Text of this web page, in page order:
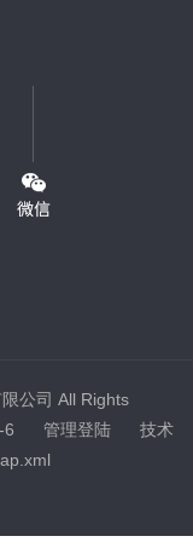
公司 All Rights
6 管理登陆技术